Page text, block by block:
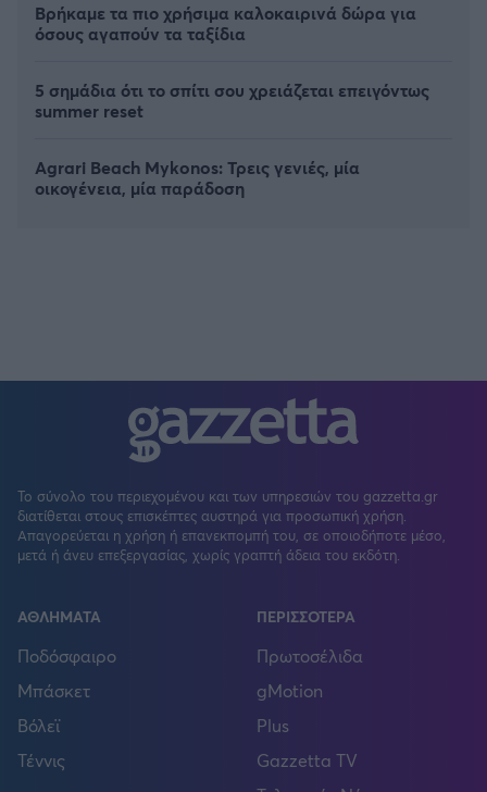
Βρήκαμε τα πιο χρήσιμα καλοκαιρινά δώρα για
όσους αγαπούν τα ταξίδια
5 σημάδια ότι το σπίτι σου χρειάζεται επειγόντως
summer reset
Agrari Beach Mykonos: Τρεις γενιές, μία
οικογένεια, μία παράδοση
Το σύνολο του περιεχομένου και των υπηρεσιών του gazzetta.gr
διατίθεται στους επισκέπτες αυστηρά για προσωπική χρήση.
Απαγορεύεται η χρήση ή επανεκπομπή του, σε οποιοδήποτε μέσο,
μετά ή άνευ επεξεργασίας, χωρίς γραπτή άδεια του εκδότη.
ΑΘΛΗΜΑΤΑ
Ποδόσφαιρο
Μπάσκετ
Βόλεϊ
Τέννις
ΠΕΡΙΣΣΟΤΕΡΑ
Πρωτοσέλιδα
gMotion
Plus
Gazzetta TV